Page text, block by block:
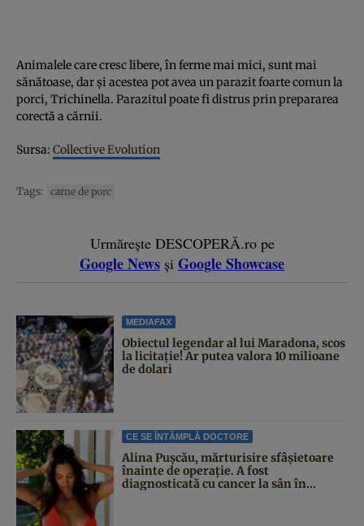
Animalele care cresc libere, în ferme mai mici, sunt mai
sănătoase, dar şi acestea pot avea un parazit foarte comun la
porci, Trichinella. Parazitul poate fi distrus prin prepararea
corectă a cărnii.
Sursa: Collective Evolution
Tags: carne de porc
Urmărește DESCOPERĂ.ro pe
Google News și Google Showcase
MEDIAFAX
Obiectul legendar al lui Maradona, scos
la licitație! Ar putea valora 10 milioane
de dolari
CE SE ÎNTÂMPLĂ DOCTORE
Alina Pușcău, mărturisire sfâșietoare
înainte de operație. A fost
diagnosticată cu cancer la sân în...